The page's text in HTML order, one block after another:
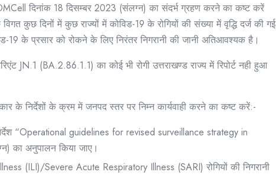
दिनांक 18 दिसम्बर 2023 (संलग्न) का संदर्भ ग्रहण करने का कष्ट करें
कुछ दिनों में कुछ राज्यों में कोविड-19 के रोगियों की संख्या में वृद्धि दर्ज की गई
के प्रसार को रोकने के लिए निरंतर निगरानी की जानी अतिआवश्यक है।
JN.1 (BA.2.86.1.1) का कोई भी रोगी उत्तराखण्ड राज्य में रिपोर्ट नही हुआ
के निर्देशों के क्रम में जनपद स्तर पर निम्न कार्यवाही करने का कष्ट करें:-
“Operational guidelines for revised surveillance strategy in
का अनुपालन किया जाए।
(ILI)/Severe Acute Respiratory Illness (SARI) रोगियों की निगरानी